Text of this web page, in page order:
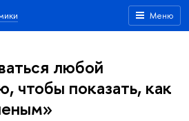
Меню
любой
чтобы показать, как